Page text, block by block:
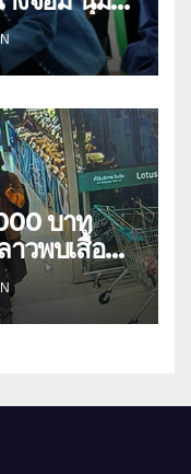
ภอเมือง
าวพบเสื้อผ้า
ทาง